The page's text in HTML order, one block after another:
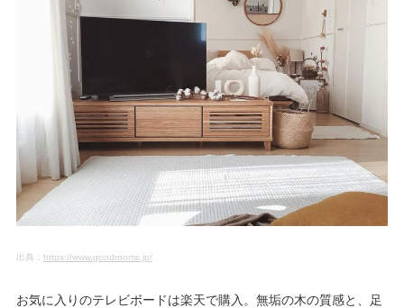
出典： https://www.goodrooms.jp/
お気に入りのテレビボードは楽天で購入。無垢の木の質感と、足